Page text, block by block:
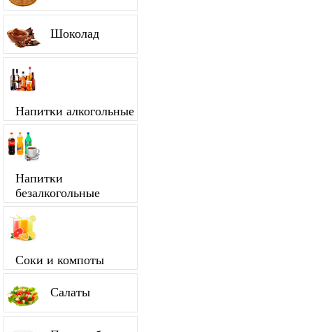
Шоколад
Напитки алкогольные
Напитки
безалкогольные
Соки и компоты
Салаты